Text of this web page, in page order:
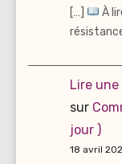
[…]
À
Lire
sur
jour )
18 avril